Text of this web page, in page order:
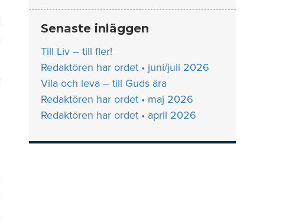
Senaste inläggen
Till Liv – till fler!
Redaktören har ordet • juni/juli 2026
Vila och leva – till Guds ära
Redaktören har ordet • maj 2026
Redaktören har ordet • april 2026